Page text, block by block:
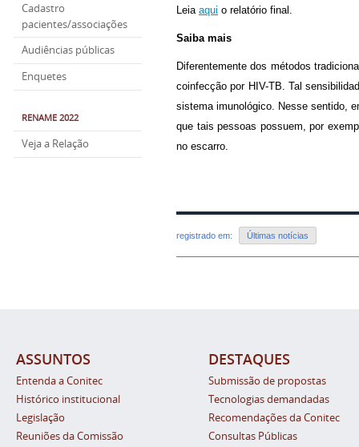
Cadastro
pacientes/associações
Audiências públicas
Enquetes
RENAME 2022
Veja a Relação
Leia aqui o relatório final.
Saiba mais
Diferentemente dos métodos
coinfecção por HIV-TB. Tal
sistema imunológico. Nesse sentido,
que tais pessoas possuem, por
no escarro.
registrado em: Últimas notícias
ASSUNTOS
Entenda a Conitec
Histórico institucional
Legislação
Reuniões da Comissão
DESTAQUES
Submissão de propostas
Tecnologias demandadas
Recomendações da Conitec
Consultas Públicas